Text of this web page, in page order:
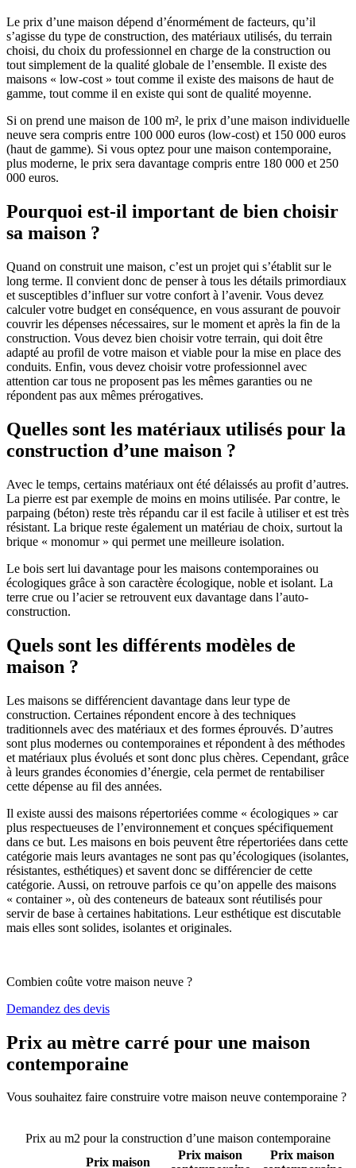
Le prix d’une maison dépend d’énormément de facteurs, qu’il
s’agisse du type de construction, des matériaux utilisés, du terrain
choisi, du choix du professionnel en charge de la construction ou
tout simplement de la qualité globale de l’ensemble. Il existe des
maisons « low-cost » tout comme il existe des maisons de haut de
gamme, tout comme il en existe qui sont de qualité moyenne.
Si on prend une maison de 100 m², le prix d’une maison individuelle
neuve sera compris entre 100 000 euros (low-cost) et 150 000 euros
(haut de gamme). Si vous optez pour une maison contemporaine,
plus moderne, le prix sera davantage compris entre 180 000 et 250
000 euros.
Pourquoi est-il important de bien choisir
sa maison ?
Quand on construit une maison, c’est un projet qui s’établit sur le
long terme. Il convient donc de penser à tous les détails primordiaux
et susceptibles d’influer sur votre confort à l’avenir. Vous devez
calculer votre budget en conséquence, en vous assurant de pouvoir
couvrir les dépenses nécessaires, sur le moment et après la fin de la
construction. Vous devez bien choisir votre terrain, qui doit être
adapté au profil de votre maison et viable pour la mise en place des
conduits. Enfin, vous devez choisir votre professionnel avec
attention car tous ne proposent pas les mêmes garanties ou ne
répondent pas aux mêmes prérogatives.
Quelles sont les matériaux utilisés pour la
construction d’une maison ?
Avec le temps, certains matériaux ont été délaissés au profit d’autres.
La pierre est par exemple de moins en moins utilisée. Par contre, le
parpaing (béton) reste très répandu car il est facile à utiliser et est très
résistant. La brique reste également un matériau de choix, surtout la
brique « monomur » qui permet une meilleure isolation.
Le bois sert lui davantage pour les maisons contemporaines ou
écologiques grâce à son caractère écologique, noble et isolant. La
terre crue ou l’acier se retrouvent eux davantage dans l’auto-
construction.
Quels sont les différents modèles de
maison ?
Les maisons se différencient davantage dans leur type de
construction. Certaines répondent encore à des techniques
traditionnels avec des matériaux et des formes éprouvés. D’autres
sont plus modernes ou contemporaines et répondent à des méthodes
et matériaux plus évolués et sont donc plus chères. Cependant, grâce
à leurs grandes économies d’énergie, cela permet de rentabiliser
cette dépense au fil des années.
Il existe aussi des maisons répertoriées comme « écologiques » car
plus respectueuses de l’environnement et conçues spécifiquement
dans ce but. Les maisons en bois peuvent être répertoriées dans cette
catégorie mais leurs avantages ne sont pas qu’écologiques (isolantes,
résistantes, esthétiques) et savent donc se différencier de cette
catégorie. Aussi, on retrouve parfois ce qu’on appelle des maisons
« container », où des conteneurs de bateaux sont réutilisés pour
servir de base à certaines habitations. Leur esthétique est discutable
mais elles sont solides, isolantes et originales.
Combien coûte votre maison neuve ?
Demandez des devis
Prix au mètre carré pour une maison
contemporaine
Vous souhaitez faire construire votre maison neuve contemporaine ?
Prix au m2 pour la construction d’une maison contemporaine
Prix maison
Prix maison
Prix maison